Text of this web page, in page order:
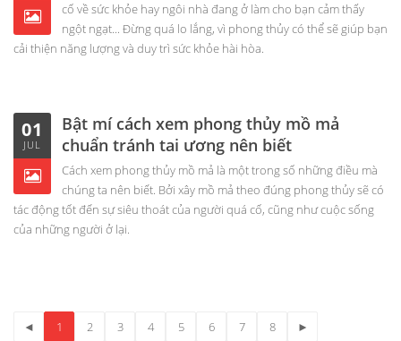
cố về sức khỏe hay ngôi nhà đang ở làm cho bạn cảm thấy
ngột ngạt... Đừng quá lo lắng, vì phong thủy có thể sẽ giúp bạn
cải thiện năng lượng và duy trì sức khỏe hài hòa.
01
JUL
Bật mí cách xem phong thủy mồ mả
chuẩn tránh tai ương nên biết
Cách xem phong thủy mồ mả là một trong số những điều mà
chúng ta nên biết. Bởi xây mồ mả theo đúng phong thủy sẽ có
tác động tốt đến sự siêu thoát của người quá cố, cũng như cuộc sống
của những người ở lại.
◄ 1 2 3 4 5 6 7 8 ►